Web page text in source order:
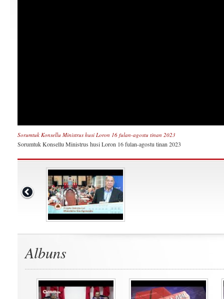
Sorumtuk Konsellu Ministrus husi Loron 16 fulan-agostu tinan 2023
Sorumtuk Konsellu Ministrus husi Loron 16 fulan-agostu tinan 2023
Albuns